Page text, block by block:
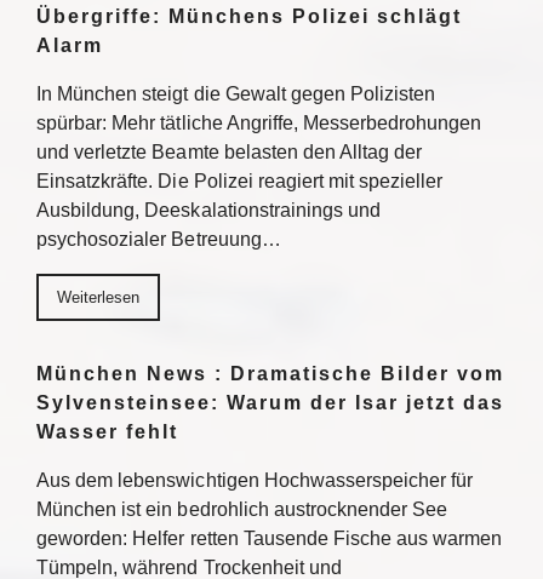
Übergriffe: Münchens Polizei schlägt
Alarm
In München steigt die Gewalt gegen Polizisten
spürbar: Mehr tätliche Angriffe, Messerbedrohungen
und verletzte Beamte belasten den Alltag der
Einsatzkräfte. Die Polizei reagiert mit spezieller
Ausbildung, Deeskalationstrainings und
psychosozialer Betreuung…
Weiterlesen
München News : Dramatische Bilder vom
Sylvensteinsee: Warum der Isar jetzt das
Wasser fehlt
Aus dem lebenswichtigen Hochwasserspeicher für
München ist ein bedrohlich austrocknender See
geworden: Helfer retten Tausende Fische aus warmen
Tümpeln, während Trockenheit und